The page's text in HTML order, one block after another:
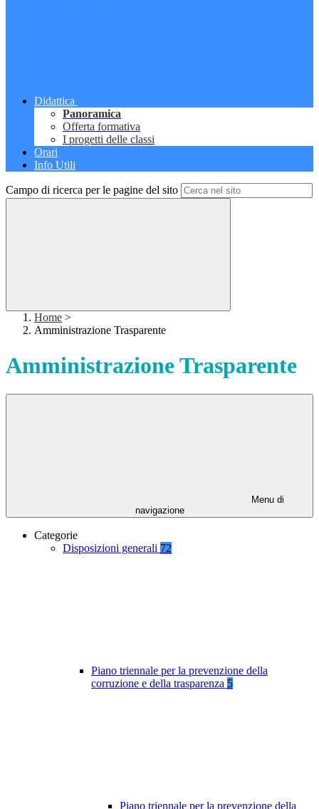
Didattica
Panoramica
Offerta formativa
I progetti delle classi
Orari
Info Utili
Campo di ricerca per le pagine del sito
Home >
Amministrazione Trasparente
Amministrazione Trasparente
Menu di
navigazione
Categorie
Disposizioni generali 72
Piano triennale per la prevenzione della
corruzione e della trasparenza 5
Piano triennale per la prevenzione della